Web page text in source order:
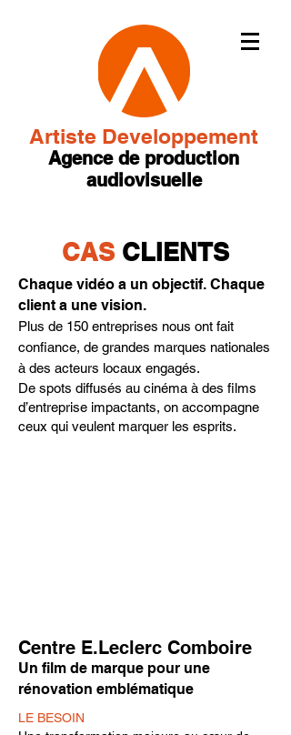
Artiste Developpement
Agence de production
audiovisuelle
CAS CLIENTS
Chaque vidéo a un objectif. Chaque
client a une vision.
Plus de 150 entreprises nous ont fait
confiance, de grandes marques nationales
à des acteurs locaux engagés.​
De spots diffusés au cinéma à des films
d’entreprise impactants, on accompagne
ceux qui veulent marquer les esprits.
Centre E.Leclerc Comboire
Un film de marque pour une
rénovation emblématique
LE BESOIN